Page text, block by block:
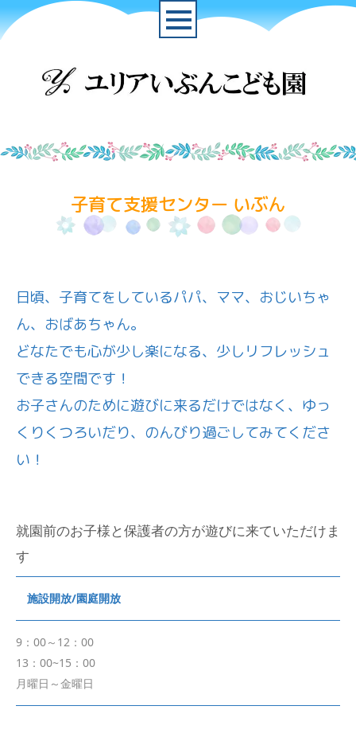
子育て支援センター いぶん
日頃、子育てをしているパパ、ママ、おじいちゃ
ん、おばあちゃん。
どなたでも心が少し楽になる、少しリフレッシュ
できる空間です！
お子さんのために遊びに来るだけではなく、ゆっ
くりくつろいだり、のんびり過ごしてみてくださ
い！
就園前のお子様と保護者の方が遊びに来ていただけま
す
施設開放/園庭開放
9：00～12：00
13：00~15：00
月曜日～金曜日